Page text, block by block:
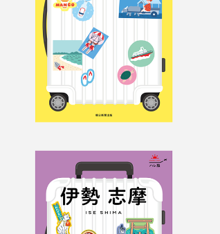
ハレ旅　伊勢 志摩